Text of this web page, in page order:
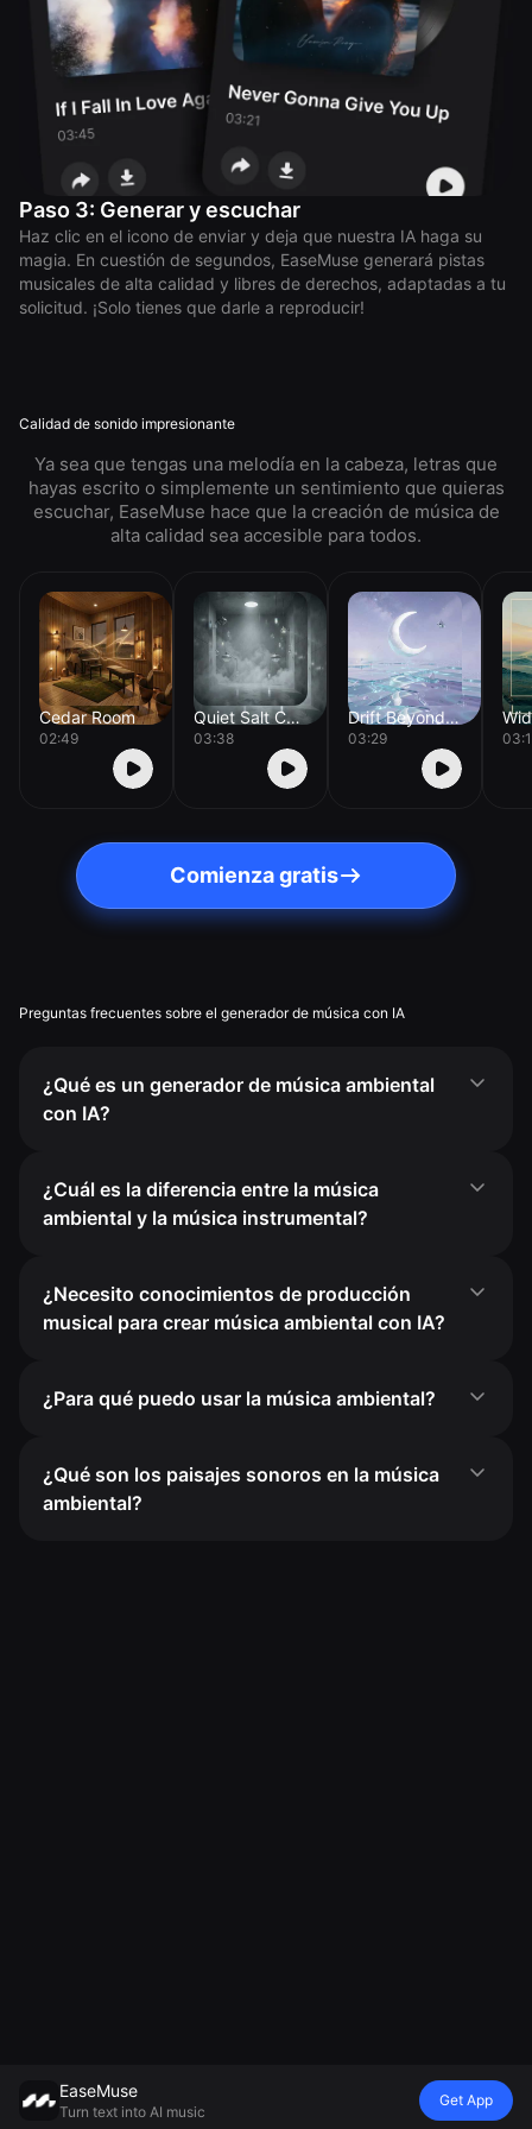
Paso 3: Generar y escuchar
Haz clic en el icono de enviar y deja que nuestra IA haga su
magia. En cuestión de segundos, EaseMuse generará pistas
musicales de alta calidad y libres de derechos, adaptadas a tu
solicitud. ¡Solo tienes que darle a reproducir!
Calidad de sonido impresionante
Ya sea que tengas una melodía en la cabeza, letras que
hayas escrito o simplemente un sentimiento que quieras
escuchar, EaseMuse hace que la creación de música de
alta calidad sea accesible para todos.
Cedar Room
02:49
Quiet Salt Chamber
03:38
Drift Beyond Orion
03:29
Comienza gratis
Preguntas frecuentes sobre el generador de música con IA
¿Qué es un generador de música ambiental
con IA?
¿Cuál es la diferencia entre la música
ambiental y la música instrumental?
¿Necesito conocimientos de producción
musical para crear música ambiental con IA?
¿Para qué puedo usar la música ambiental?
¿Qué son los paisajes sonoros en la música
ambiental?
EaseMuse
Turn text into AI music
Get App